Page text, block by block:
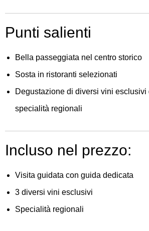
Punti salienti
Bella passeggiata nel centro storico
Sosta in ristoranti selezionati
Degustazione di diversi vini esclusivi
specialità regionali
Incluso nel prezzo:
Visita guidata con guida dedicata
3 diversi vini esclusivi
Specialità regionali